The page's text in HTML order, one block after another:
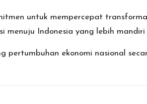
untuk mempercepat
Indonesia yang lebih
pertumbuhan ekonomi nasional